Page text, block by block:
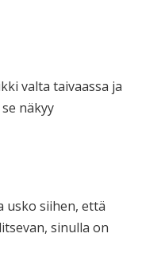
valta taivaassa ja
näkyy
usko siihen, että
sinulla on